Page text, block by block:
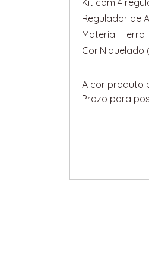
Kit com 4
Regulador de
Material: Ferro
A cor produto
Prazo para